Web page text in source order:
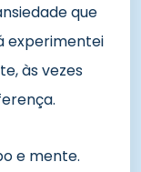
que
experimentei
às vezes
e mente.